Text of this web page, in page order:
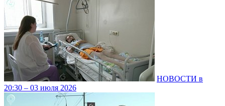
НОВОСТИ в
20:30 – 03 июля 2026